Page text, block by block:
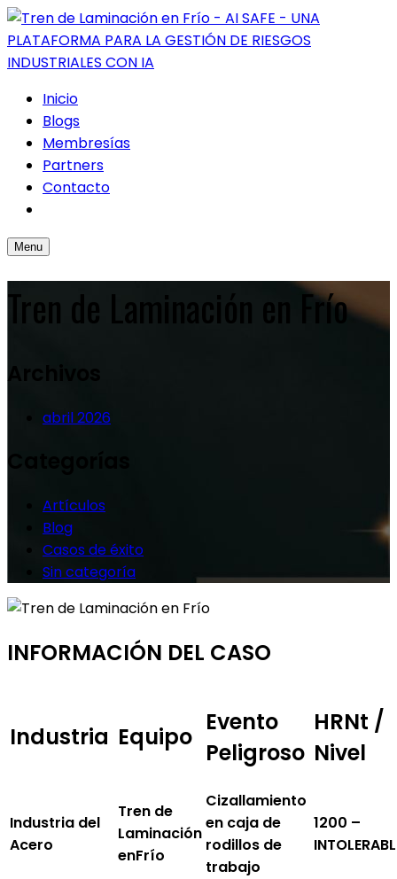
Inicio
Blogs
Membresías
Partners
Contacto
Menu
Tren de Laminación en Frío
abril 2026
Artículos
Blog
Casos de éxito
Sin categoría
INFORMACIÓN DEL CASO
Industria Equipo
Evento
Peligroso
HRNt /
Nivel
Industria del
Acero
Tren de
Laminación
enFrío
Cizallamiento
en caja de
rodillos de
trabajo
1200 –